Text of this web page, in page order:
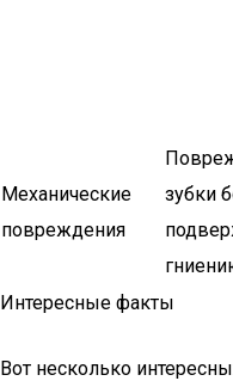
Механические
повреждения
зубки
Интересные факты
Вот несколько